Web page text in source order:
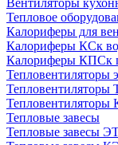
Вентиляторы
Тепловое
Калориферы для
Калориферы КСк
Калориферы КПСк
Тепловентиляторы
Тепловентиляторы
Тепловые завесы
Тепловые завесы